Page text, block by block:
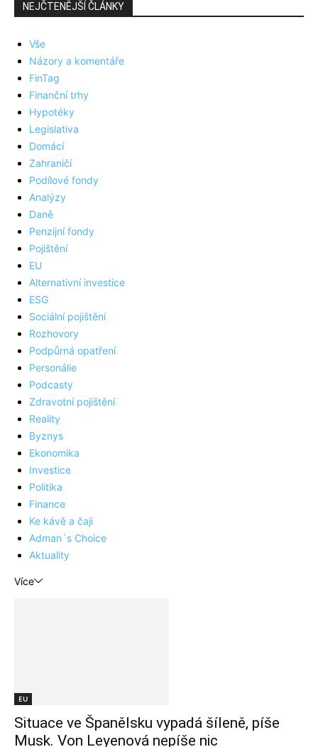
NEJČTENĚJŠÍ ČLÁNKY
Vše
Názory a komentáře
FinTag
Finanční trhy
Hypotéky
Legislativa
Domácí
Zahraničí
Podílové fondy
Analýzy
Daně
Penzijní fondy
Pojištění
EU
Alternativní investice
ESG
Sociální pojištění
Rozhovory
Podpůrná opatření
Personálie
Podcasty
Zdravotní pojištění
Reality
Byznys
Ekonomika
Investice
Politika
Finance
Ke kávě a čaji
Adman´s Choice
Aktuality
Více
EU
Situace ve Španělsku vypadá šíleně, píše
Musk. Von Leyenová nepíše nic